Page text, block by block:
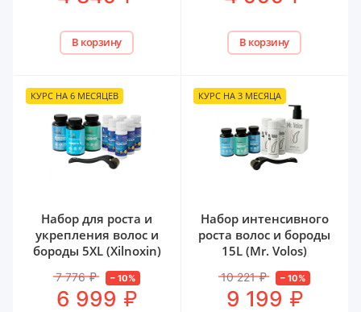
В корзину В корзину
КУРС НА 6 МЕСЯЦЕВ
Набор для роста и
укрепления волос и
бороды 5XL (Xilnoxin)
7 776 ₽ – 10%
6 999 ₽
КУРС НА 3 МЕСЯЦА
Набор интенсивного
роста волос и бороды
15L (Mr. Volos)
10 221 ₽ – 10%
9 199 ₽